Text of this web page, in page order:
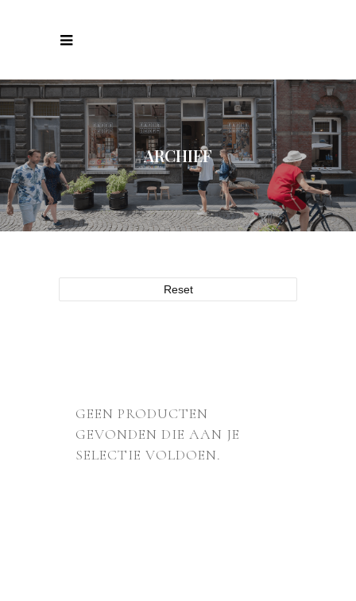
ARCHIEF
Reset
GEEN PRODUCTEN
GEVONDEN DIE AAN JE
SELECTIE VOLDOEN.